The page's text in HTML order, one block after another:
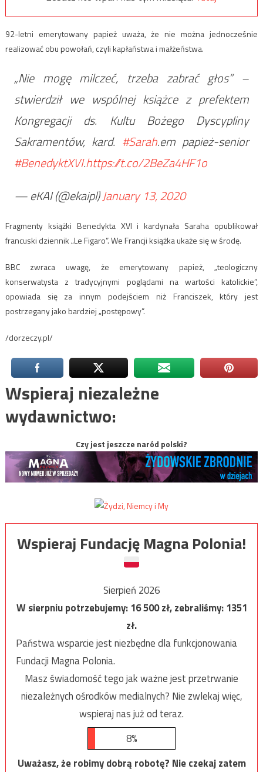
92-letni emerytowany papież uważa, że nie można jednocześnie
realizować obu powołań, czyli kapłaństwa i małżeństwa.
„Nie mogę milczeć, trzeba zabrać głos” –
stwierdził we wspólnej książce z prefektem
Kongregacji ds. Kultu Bożego Dyscypliny
Sakramentów, kard. #Sarah.em papież-senior
#BenedyktXVI.https://t.co/2BeZa4HF1o
— eKAI (@ekaipl)January 13, 2020
Fragmenty książki Benedykta XVI i kardynała Saraha opublikował
francuski dziennik „Le Figaro”. We Francji książka ukaże się w środę.
BBC zwraca uwagę, że emerytowany papież, „teologiczny
konserwatysta z tradycyjnymi poglądami na wartości katolickie”,
opowiada się za innym podejściem niż Franciszek, który jest
postrzegany jako bardziej „postępowy”.
/dorzeczy.pl/
Wspieraj niezależne
wydawnictwo:
Czy jest jeszcze naród polski?
Wspieraj Fundację Magna Polonia!
Sierpień 2026
W sierpniu potrzebujemy:16 500zł, zebraliśmy:1351
zł.
Państwa wsparcie jest niezbędne dla funkcjonowania
Fundacji Magna Polonia.
Masz świadomość tego jak ważne jest przetrwanie
niezależnych ośrodków medialnych? Nie zwlekaj więc,
wspieraj nas już od teraz.
8%
Uważasz, że robimy dobrą robotę? Nie czekaj zatem